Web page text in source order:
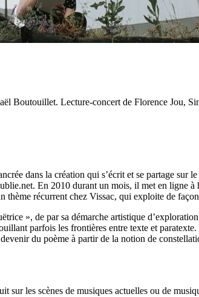
Boutouillet. Lecture-concert de Florence Jou,
dans la création qui s’écrit et se partage
En 2010 durant un mois, il met en ligne à
thème récurrent chez Vissac, qui exploite de
», de par sa démarche artistique
parfois les frontières entre texte et
du poème à partir de la notion de
sur les scènes de musiques actuelles ou de